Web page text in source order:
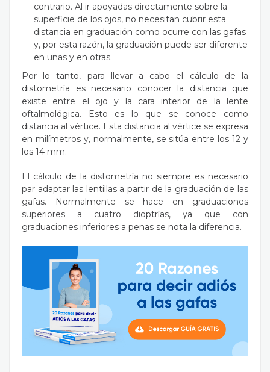
contrario. Al ir apoyadas directamente sobre la
superficie de los ojos, no necesitan cubrir esta
distancia en graduación como ocurre con las gafas
y, por esta razón, la graduación puede ser diferente
en unas y en otras.
Por lo tanto, para llevar a cabo el cálculo de la
distometría es necesario conocer la distancia que
existe entre el ojo y la cara interior de la lente
oftalmológica. Esto es lo que se conoce como
distancia al vértice. Esta distancia al vértice se expresa
en milímetros y, normalmente, se sitúa entre los 12 y
los 14 mm.
El cálculo de la distometría no siempre es necesario
par adaptar las lentillas a partir de la graduación de las
gafas. Normalmente se hace en graduaciones
superiores a cuatro dioptrías, ya que con
graduaciones inferiores a penas se nota la diferencia.